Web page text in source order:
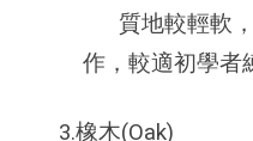
質地較輕軟
作，較適初學者
3.橡木(Oak)